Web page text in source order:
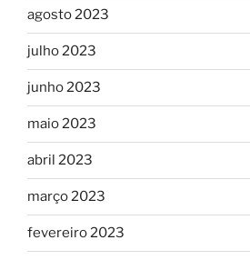
agosto 2023
julho 2023
junho 2023
maio 2023
abril 2023
março 2023
fevereiro 2023